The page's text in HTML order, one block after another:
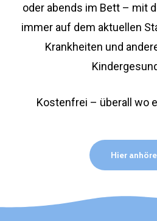
oder abends im Bett – mit
immer auf dem aktuellen
Krankheiten und
Kostenfrei – überall wo
Hier